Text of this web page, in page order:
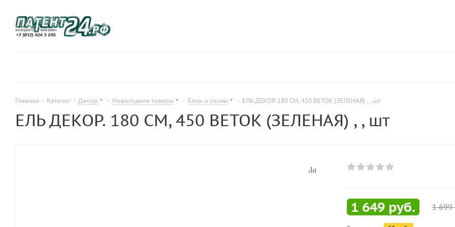
Главная - Каталог - Декор - Новогодние товары - Елки и сосны - ЕЛЬ ДЕКОР. 180 СМ, 450 ВЕТОК (ЗЕЛЕНАЯ) , , шт
ЕЛЬ ДЕКОР. 180 СМ, 450 ВЕТОК (ЗЕЛЕНАЯ) , , шт
1 649 руб. 1 699